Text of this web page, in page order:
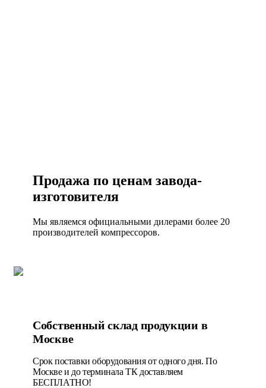
Продажа по ценам завода-
изготовителя
Мы являемся официальными дилерами более 20
производителей компрессоров.
Собственный склад продукции в
Москве
Срок поставки оборудования от одного дня. По
Москве и до терминала ТК доставляем
БЕСПЛАТНО!